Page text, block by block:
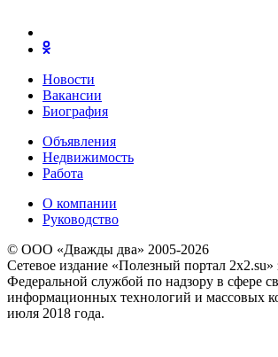
Новости
Вакансии
Биография
Объявления
Недвижимость
Работа
О компании
Руководство
© ООО «Дважды два» 2005-2026
Сетевое издание «Полезный портал 2x2.su»
Федеральной службой по надзору в сфере
информационных технологий и массовых
июля 2018 года.